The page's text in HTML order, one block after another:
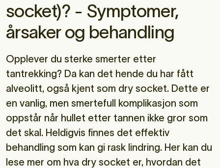
socket)? - Symptomer,
årsaker og behandling
Opplever du sterke smerter etter
tantrekking? Da kan det hende du har fått
alveolitt, også kjent som dry socket. Dette er
en vanlig, men smertefull komplikasjon som
oppstår når hullet etter tannen ikke gror som
det skal. Heldigvis finnes det effektiv
behandling som kan gi rask lindring. Her kan du
lese mer om hva dry socket er, hvordan det